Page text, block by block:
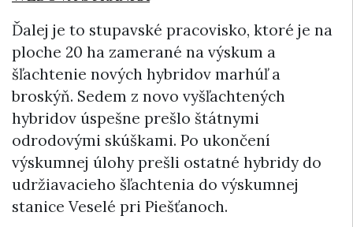
Ďalej je to stupavské pracovisko, ktoré je na
ploche 20 ha zamerané na výskum a
šľachtenie nových hybridov marhúľ a
broskýň. Sedem z novo vyšľachtených
hybridov úspešne prešlo štátnymi
odrodovými skúškami. Po ukončení
výskumnej úlohy prešli ostatné hybridy do
udržiavacieho šľachtenia do výskumnej
stanice Veselé pri Piešťanoch.